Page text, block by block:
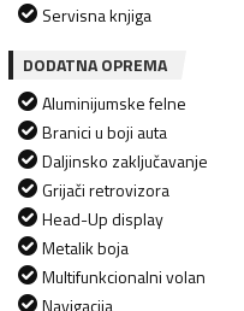
Servisna knjiga
DODATNA OPREMA
Aluminijumske felne
Branici u boji auta
Daljinsko zaključavanje
Grijači retrovizora
Head-Up display
Metalik boja
Multifunkcionalni volan
Navigacija